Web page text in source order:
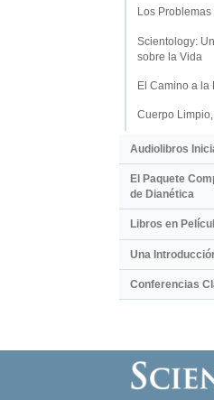
Los
Scientology:
sobre la Vida
El Camino a la
Cuerpo
Audiolibros
El Paquete
de Dianética
Libros en
Una
Conferencias